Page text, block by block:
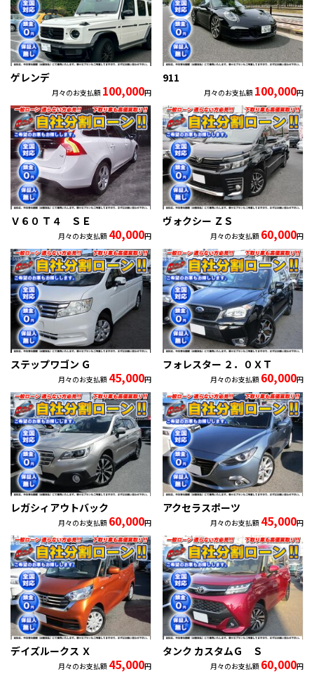
ゲレンデ
月々のお支払額 100,000円
911
月々のお支払額 100,000円
Ｖ６０ Ｔ４ ＳＥ
月々のお支払額 40,000円
ヴォクシー ＺＳ
月々のお支払額 60,000円
ステップワゴン Ｇ
月々のお支払額 45,000円
フォレスター ２．０ＸＴ
月々のお支払額 60,000円
レガシィアウトバック
月々のお支払額 60,000円
アクセラスポーツ
月々のお支払額 45,000円
デイズルークス Ｘ
月々のお支払額 45,000円
タンク カスタムＧ Ｓ
月々のお支払額 60,000円